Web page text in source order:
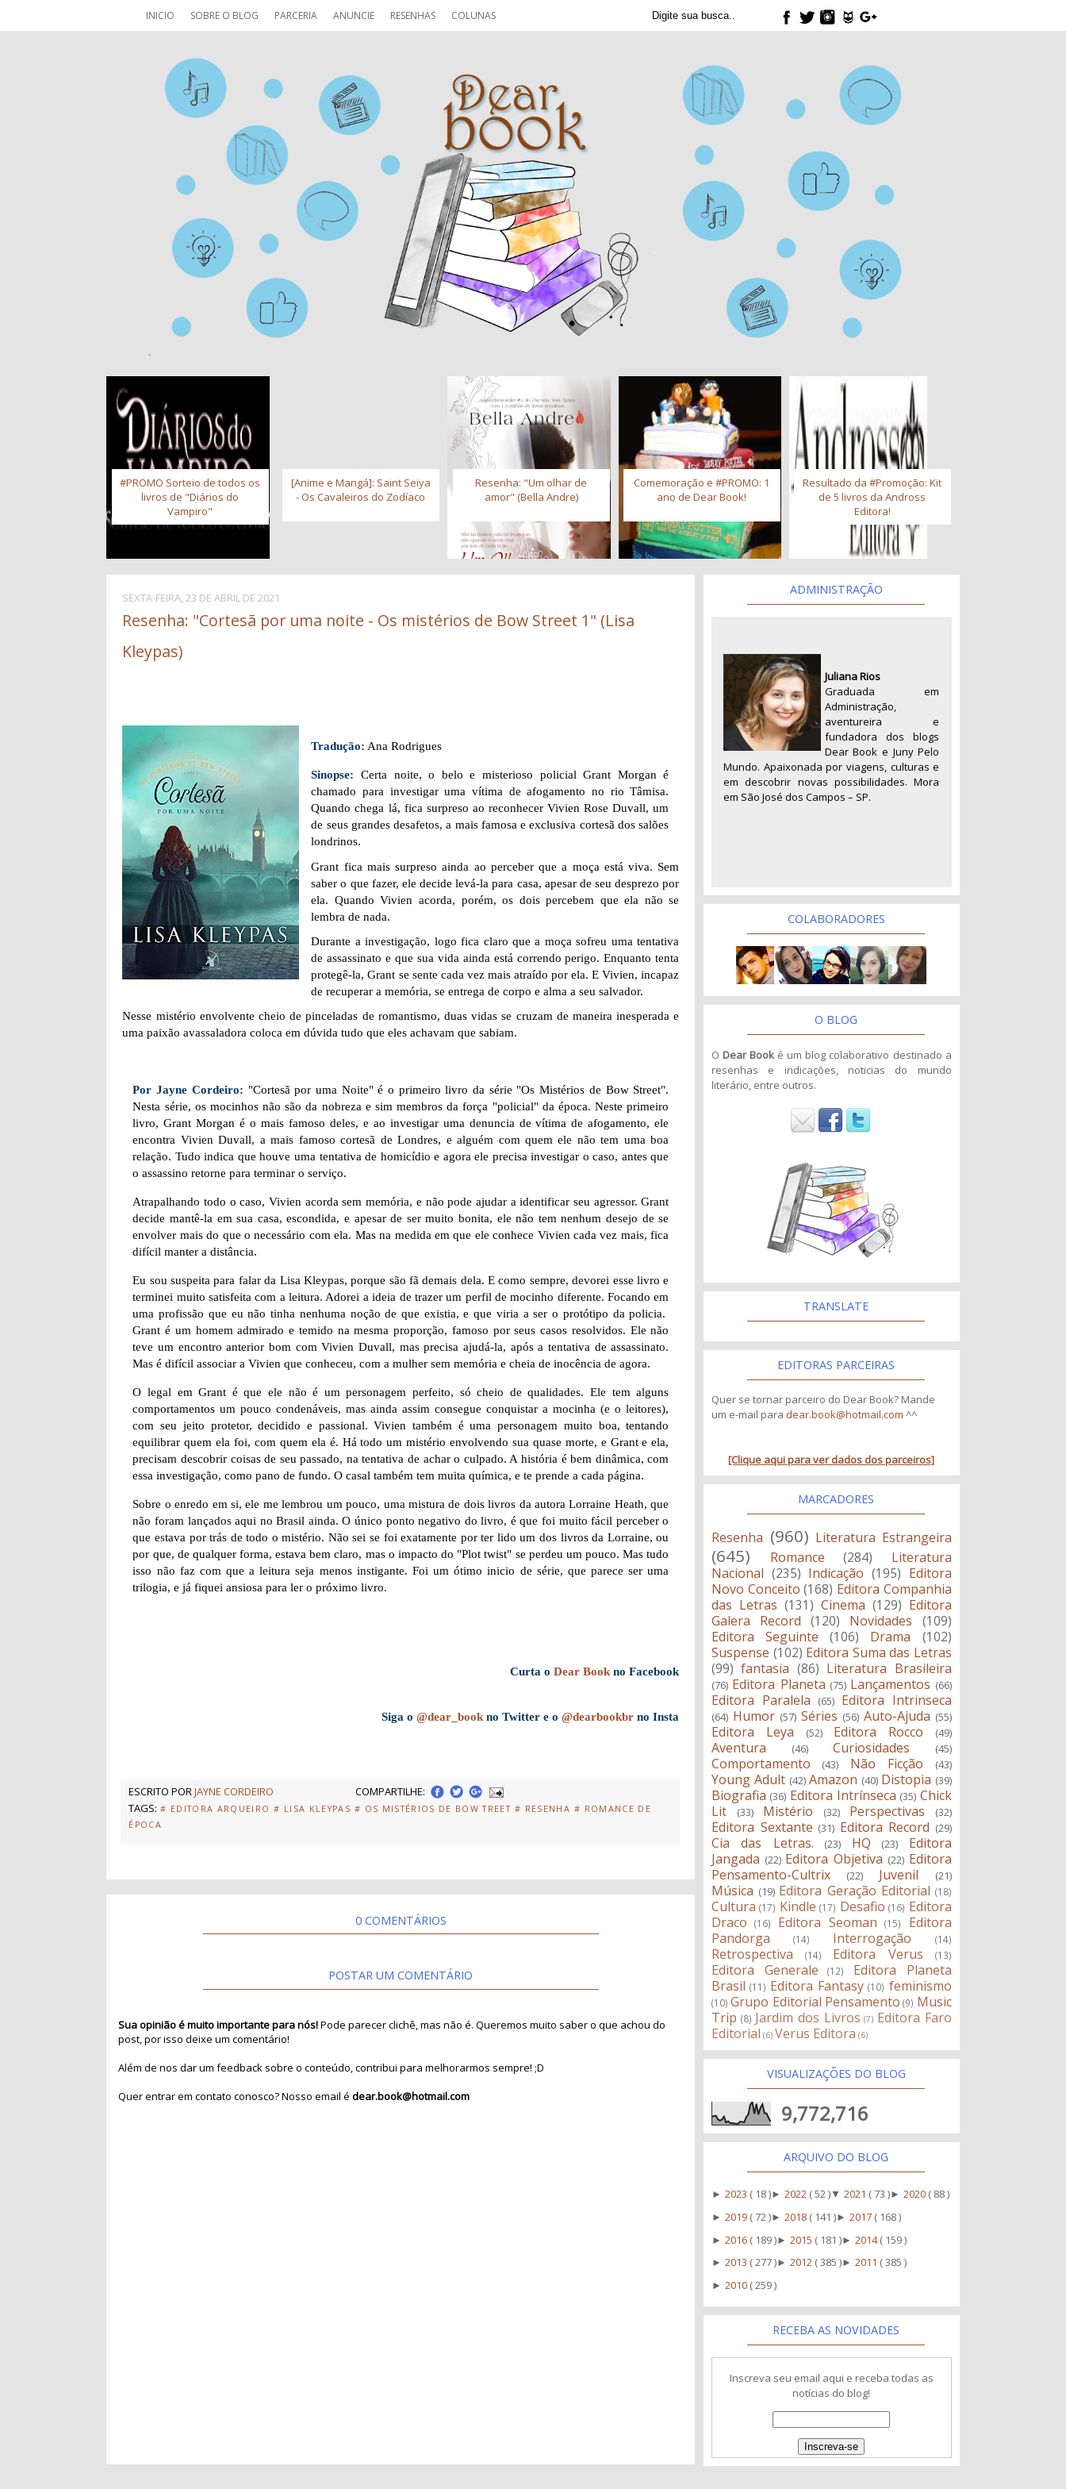
INICIO SOBRE O BLOG PARCERIA ANUNCIE RESENHAS COLUNAS
#PROMO Sorteio de todos os
livros de "Diários do
Vampiro"
[Anime e Mangá]: Saint Seiya
- Os Cavaleiros do Zodíaco
Resenha: "Um olhar de
amor" (Bella Andre)
Comemoração e #PROMO: 1
ano de Dear Book!
Resultado da #Promoção: Kit
de 5 livros da Andross
Editora!
SEXTA-FEIRA, 23 DE ABRIL DE 2021
Resenha: "Cortesã por uma noite - Os mistérios de Bow Street 1" (Lisa
Kleypas)
Tradução: Ana Rodrigues
Sinopse: Certa noite, o belo e misterioso policial Grant Morgan é
chamado para investigar uma vítima de afogamento no rio Tâmisa.
Quando chega lá, fica surpreso ao reconhecer Vivien Rose Duvall, um
de seus grandes desafetos, a mais famosa e exclusiva cortesã dos salões
londrinos.
Grant fica mais surpreso ainda ao perceber que a moça está viva. Sem
saber o que fazer, ele decide levá-la para casa, apesar de seu desprezo por
ela. Quando Vivien acorda, porém, os dois percebem que ela não se
lembra de nada.
Durante a investigação, logo fica claro que a moça sofreu uma tentativa
de assassinato e que sua vida ainda está correndo perigo. Enquanto tenta
protegê-la, Grant se sente cada vez mais atraído por ela. E Vivien, incapaz
de recuperar a memória, se entrega de corpo e alma a seu salvador.
Nesse mistério envolvente cheio de pinceladas de romantismo, duas vidas se cruzam de maneira inesperada e
uma paixão avassaladora coloca em dúvida tudo que eles achavam que sabiam.
Por Jayne Cordeiro: "Cortesã por uma Noite" é o primeiro livro da série "Os Mistérios de Bow Street".
Nesta série, os mocinhos não são da nobreza e sim membros da força "policial" da época. Neste primeiro
livro, Grant Morgan é o mais famoso deles, e ao investigar uma denuncia de vítima de afogamento, ele
encontra Vivien Duvall, a mais famoso cortesã de Londres, e alguém com quem ele não tem uma boa
relação. Tudo indica que houve uma tentativa de homicídio e agora ele precisa investigar o caso, antes que
o assassino retorne para terminar o serviço.
Atrapalhando todo o caso, Vivien acorda sem memória, e não pode ajudar a identificar seu agressor. Grant
decide mantê-la em sua casa, escondida, e apesar de ser muito bonita, ele não tem nenhum desejo de se
envolver mais do que o necessário com ela. Mas na medida em que ele conhece Vivien cada vez mais, fica
difícil manter a distância.
Eu sou suspeita para falar da Lisa Kleypas, porque são fã demais dela. E como sempre, devorei esse livro e
terminei muito satisfeita com a leitura. Adorei a ideia de trazer um perfil de mocinho diferente. Focando em
uma profissão que eu não tinha nenhuma noção de que existia, e que viria a ser o protótipo da policia.
Grant é um homem admirado e temido na mesma proporção, famoso por seus casos resolvidos. Ele não
teve um encontro anterior bom com Vivien Duvall, mas precisa ajudá-la, após a tentativa de assassinato.
Mas é difícil associar a Vivien que conheceu, com a mulher sem memória e cheia de inocência de agora.
O legal em Grant é que ele não é um personagem perfeito, só cheio de qualidades. Ele tem alguns
comportamentos um pouco condenáveis, mas ainda assim consegue conquistar a mocinha (e o leitores),
com seu jeito protetor, decidido e passional. Vivien também é uma personagem muito boa, tentando
equilibrar quem ela foi, com quem ela é. Há todo um mistério envolvendo sua quase morte, e Grant e ela,
precisam descobrir coisas de seu passado, na tentativa de achar o culpado. A história é bem dinâmica, com
essa investigação, como pano de fundo. O casal também tem muita química, e te prende a cada página.
Sobre o enredo em si, ele me lembrou um pouco, uma mistura de dois livros da autora Lorraine Heath, que
não foram lançados aqui no Brasil ainda. O único ponto negativo do livro, é que foi muito fácil perceber o
que estava por trás de todo o mistério. Não sei se foi exatamente por ter lido um dos livros da Lorraine, ou
por que, de qualquer forma, estava bem claro, mas o impacto do "Plot twist" se perdeu um pouco. Mas tudo
isso não faz com que a leitura seja menos instigante. Foi um ótimo inicio de série, que parece ser uma
trilogia, e já fiquei ansiosa para ler o próximo livro.
Curta oDear Book no Facebook
Siga o@dear_book no Twitter e o@dearbookbr no Insta
ESCRITO PORJAYNE CORDEIRO
COMPARTILHE:
TAGS: # EDITORA ARQUEIRO # LISA KLEYPAS # OS MISTÉRIOS DE BOW TREET # RESENHA # ROMANCE DE
ÉPOCA
0 COMENTÁRIOS
POSTAR UM COMENTÁRIO
Sua opinião é muito importante para nós!Pode parecer clichê, mas não é. Queremos muito saber o que achou do
post, por isso deixe um comentário!
Além de nos dar um feedback sobre o conteúdo, contribui para melhorarmos sempre! ;D
Quer entrar em contato conosco? Nosso email édear.book@hotmail.com
ADMINISTRAÇÃO
Juliana Rios
Graduada em
Administração,
aventureira e
fundadora dos blogs
Dear Book e Juny Pelo
Mundo. Apaixonada por viagens, culturas e
em descobrir novas possibilidades. Mora
em São José dos Campos – SP.
COLABORADORES
O BLOG
O Dear Book é um blog colaborativo destinado a
resenhas e indicações, noticias do mundo
literário, entre outros.
TRANSLATE
EDITORAS PARCEIRAS
Quer se tornar parceiro do Dear Book? Mande
um e-mail para dear.book@hotmail.com ^^
[Clique aqui para ver dados dos parceiros]
MARCADORES
Resenha (960) Literatura Estrangeira
(645) Romance (284)
Literatura
Nacional (235) Indicação (195) Editora
Novo Conceito (168) Editora Companhia
das Letras (131) Cinema (129) Editora
Galera Record
(120) Novidades
(109)
Editora Seguinte
(106) Drama
(102)
Suspense (102) Editora Suma das Letras
(99) fantasia (86) Literatura Brasileira
(76) Editora Planeta (75) Lançamentos (66)
Editora Paralela (65) Editora Intrinseca
(64) Humor (57) Séries (56) Auto-Ajuda (55)
Editora Leya (52) Editora Rocco (49)
Aventura (46) Curiosidades (45)
Comportamento (43) Não Ficção (43)
Young Adult (42) Amazon (40) Distopia (39)
Biografia (36) Editora Intrínseca (35) Chick
Lit
(33) Mistério (32) Perspectivas (32)
Editora Sextante (31) Editora Record (29)
Cia das Letras. (23) HQ (23)
Editora
Jangada (22) Editora Objetiva (22) Editora
Pensamento-Cultrix
(22) Juvenil (21)
Música (19) Editora Geração Editorial (18)
Cultura (17) Kindle (17) Desafio (16) Editora
Draco
(16) Editora Seoman (15)
Editora
Pandorga
(14) Interrogação (14)
Retrospectiva (14) Editora Verus (13)
Editora Generale (12)
Editora Planeta
Brasil (11) Editora Fantasy (10) feminismo
(10) Grupo Editorial Pensamento (9) Music
Trip (8) Jardim dos Livros (7) Editora Faro
Editorial (6) Verus Editora (6)
VISUALIZAÇÕES DO BLOG
9,772,716
ARQUIVO DO BLOG
►2023 ( 18 )►2022 ( 52 ) ▼2021 ( 73 )►2020 ( 88 )
►2019 ( 72 )►2018 ( 141 )►2017 ( 168 )
►2016 ( 189 )►2015 ( 181 )►2014( 159 )
►2013 ( 277 )►2012 ( 385 )►2011 ( 385 )
►2010 ( 259 )
RECEBA AS NOVIDADES
Inscreva seu email aqui e receba todas as
notícias do blog!